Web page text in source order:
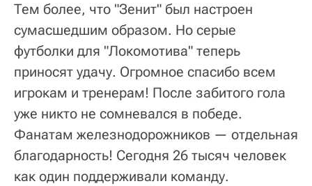
Тем более, что "Зенит" был настроен
сумасшедшим образом. Но серые
футболки для "Локомотива" теперь
приносят удачу. Огромное спасибо всем
игрокам и тренерам! После забитого гола
уже никто не сомневался в победе.
Фанатам железнодорожников — отдельная
благодарность! Сегодня 26 тысяч человек
как один поддерживали команду.